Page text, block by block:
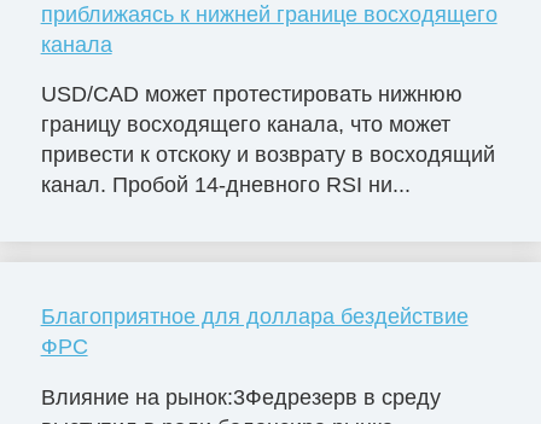
приближаясь к нижней границе восходящего
канала
USD/CAD может протестировать нижнюю
границу восходящего канала, что может
привести к отскоку и возврату в восходящий
канал. Пробой 14-дневного RSI ни...
Благоприятное для доллара бездействие
ФРС
Влияние на рынок:3Федрезерв в среду